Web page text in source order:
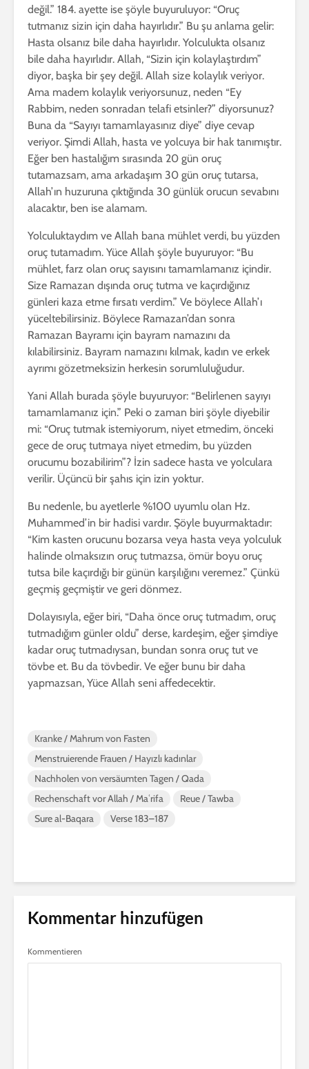
değil.” 184. ayette ise şöyle buyuruluyor: “Oruç
tutmanız sizin için daha hayırlıdır.” Bu şu anlama gelir:
Hasta olsanız bile daha hayırlıdır. Yolculukta olsanız
bile daha hayırlıdır. Allah, “Sizin için kolaylaştırdım”
diyor, başka bir şey değil. Allah size kolaylık veriyor.
Ama madem kolaylık veriyorsunuz, neden “Ey
Rabbim, neden sonradan telafi etsinler?” diyorsunuz?
Buna da “Sayıyı tamamlayasınız diye” diye cevap
veriyor. Şimdi Allah, hasta ve yolcuya bir hak tanımıştır.
Eğer ben hastalığım sırasında 20 gün oruç
tutamazsam, ama arkadaşım 30 gün oruç tutarsa,
Allah’ın huzuruna çıktığında 30 günlük orucun sevabını
alacaktır, ben ise alamam.
Yolculuktaydım ve Allah bana mühlet verdi, bu yüzden
oruç tutamadım. Yüce Allah şöyle buyuruyor: “Bu
mühlet, farz olan oruç sayısını tamamlamanız içindir.
Size Ramazan dışında oruç tutma ve kaçırdığınız
günleri kaza etme fırsatı verdim.” Ve böylece Allah’ı
yüceltebilirsiniz. Böylece Ramazan’dan sonra
Ramazan Bayramı için bayram namazını da
kılabilirsiniz. Bayram namazını kılmak, kadın ve erkek
ayrımı gözetmeksizin herkesin sorumluluğudur.
Yani Allah burada şöyle buyuruyor: “Belirlenen sayıyı
tamamlamanız için.” Peki o zaman biri şöyle diyebilir
mi: “Oruç tutmak istemiyorum, niyet etmedim, önceki
gece de oruç tutmaya niyet etmedim, bu yüzden
orucumu bozabilirim”? İzin sadece hasta ve yolculara
verilir. Üçüncü bir şahıs için izin yoktur.
Bu nedenle, bu ayetlerle %100 uyumlu olan Hz.
Muhammed’in bir hadisi vardır. Şöyle buyurmaktadır:
“Kim kasten orucunu bozarsa veya hasta veya yolculuk
halinde olmaksızın oruç tutmazsa, ömür boyu oruç
tutsa bile kaçırdığı bir günün karşılığını veremez.” Çünkü
geçmiş geçmiştir ve geri dönmez.
Dolayısıyla, eğer biri, “Daha önce oruç tutmadım, oruç
tutmadığım günler oldu” derse, kardeşim, eğer şimdiye
kadar oruç tutmadıysan, bundan sonra oruç tut ve
tövbe et. Bu da tövbedir. Ve eğer bunu bir daha
yapmazsan, Yüce Allah seni affedecektir.
Kranke / Mahrum von Fasten
Menstruierende Frauen / Hayızlı kadınlar
Nachholen von versäumten Tagen / Qada
Rechenschaft vor Allah / Maʿrifa
Reue / Tawba
Sure al-Baqara
Verse 183–187
Kommentar hinzufügen
Kommentieren